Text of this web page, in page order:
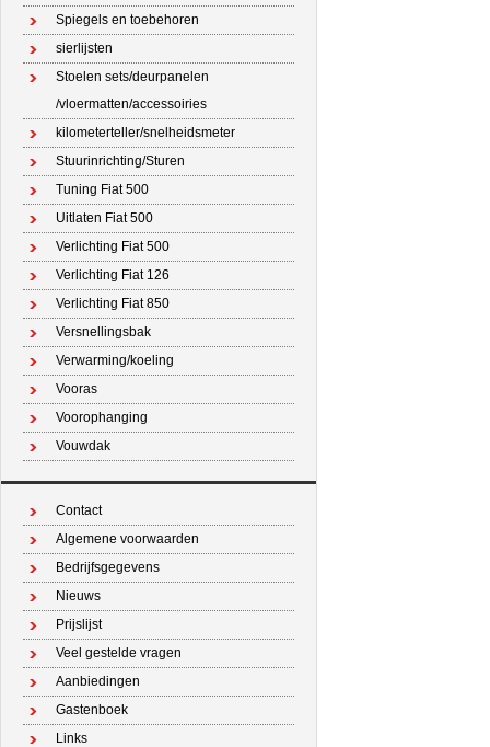
Spiegels en toebehoren
sierlijsten
Stoelen sets/deurpanelen
/vloermatten/accessoiries
kilometerteller/snelheidsmeter
Stuurinrichting/Sturen
Tuning Fiat 500
Uitlaten Fiat 500
Verlichting Fiat 500
Verlichting Fiat 126
Verlichting Fiat 850
Versnellingsbak
Verwarming/koeling
Vooras
Voorophanging
Vouwdak
Contact
Algemene voorwaarden
Bedrijfsgegevens
Nieuws
Prijslijst
Veel gestelde vragen
Aanbiedingen
Gastenboek
Links